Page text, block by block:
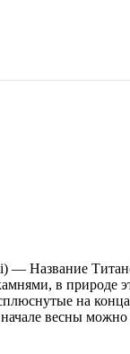
Название
в природе
на
весны